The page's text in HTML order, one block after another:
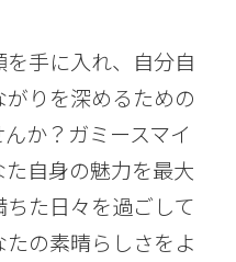
手に入れ、自分自
りを深めるための
か？ガミースマイ
自身の魅力を最大
た日々を過ごして
の素晴らしさをよ